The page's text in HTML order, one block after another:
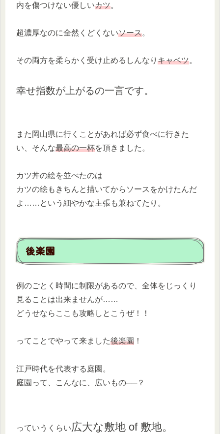
内を傷つけない優しいカツ。
超濃厚なのに全然くどくないソース。
その両方を柔らかく受け止めるしんなり キャベツ。
幸せ指数が上がるの一言です。
また岡山県に行くことがあれば必ず食べに行きた
い、そんな最高の一杯を頂きました。
カツ丼の絵を並べたのは
カツの絵もきちんと描いてからソースをかけたんだ
よ……という細やかな主張も兼ねてたり。
後楽園
例のごとく時間に制限があるので、全体をじっくり
見ることは出来ませんが……
どうせならここも攻略しとこうぜ！！
ってことでやって来ました後楽園 ！
江戸時代を代表する庭園。
庭園って、こんなに、広いもの──？
っていうくらい広大な敷地 of 敷地。